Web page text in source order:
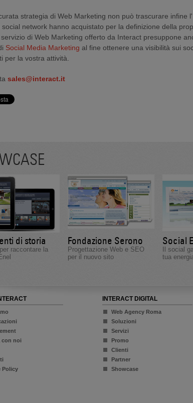
strategia di Web Marketing non può trascurare infine
social network hanno acquistato per la definizione della
di Web Marketing offerto da Interact presuppone
Social Media Marketing al fine ottenere una visibilità sui
per la vostra attività.
sales@interact.it
di storia
raccontare la
Fondazione Serono
Progettazione Web e SEO
per il nuovo sito
Social
Il social
tua
con noi
Policy
INTERACT DIGITAL
Web Agency Roma
Soluzioni
Servizi
Promo
Clienti
Partner
Showcase